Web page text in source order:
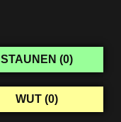
STAUNEN (0)
WUT (0)